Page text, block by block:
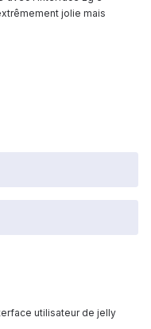
jolie mais
utilisateur de jelly